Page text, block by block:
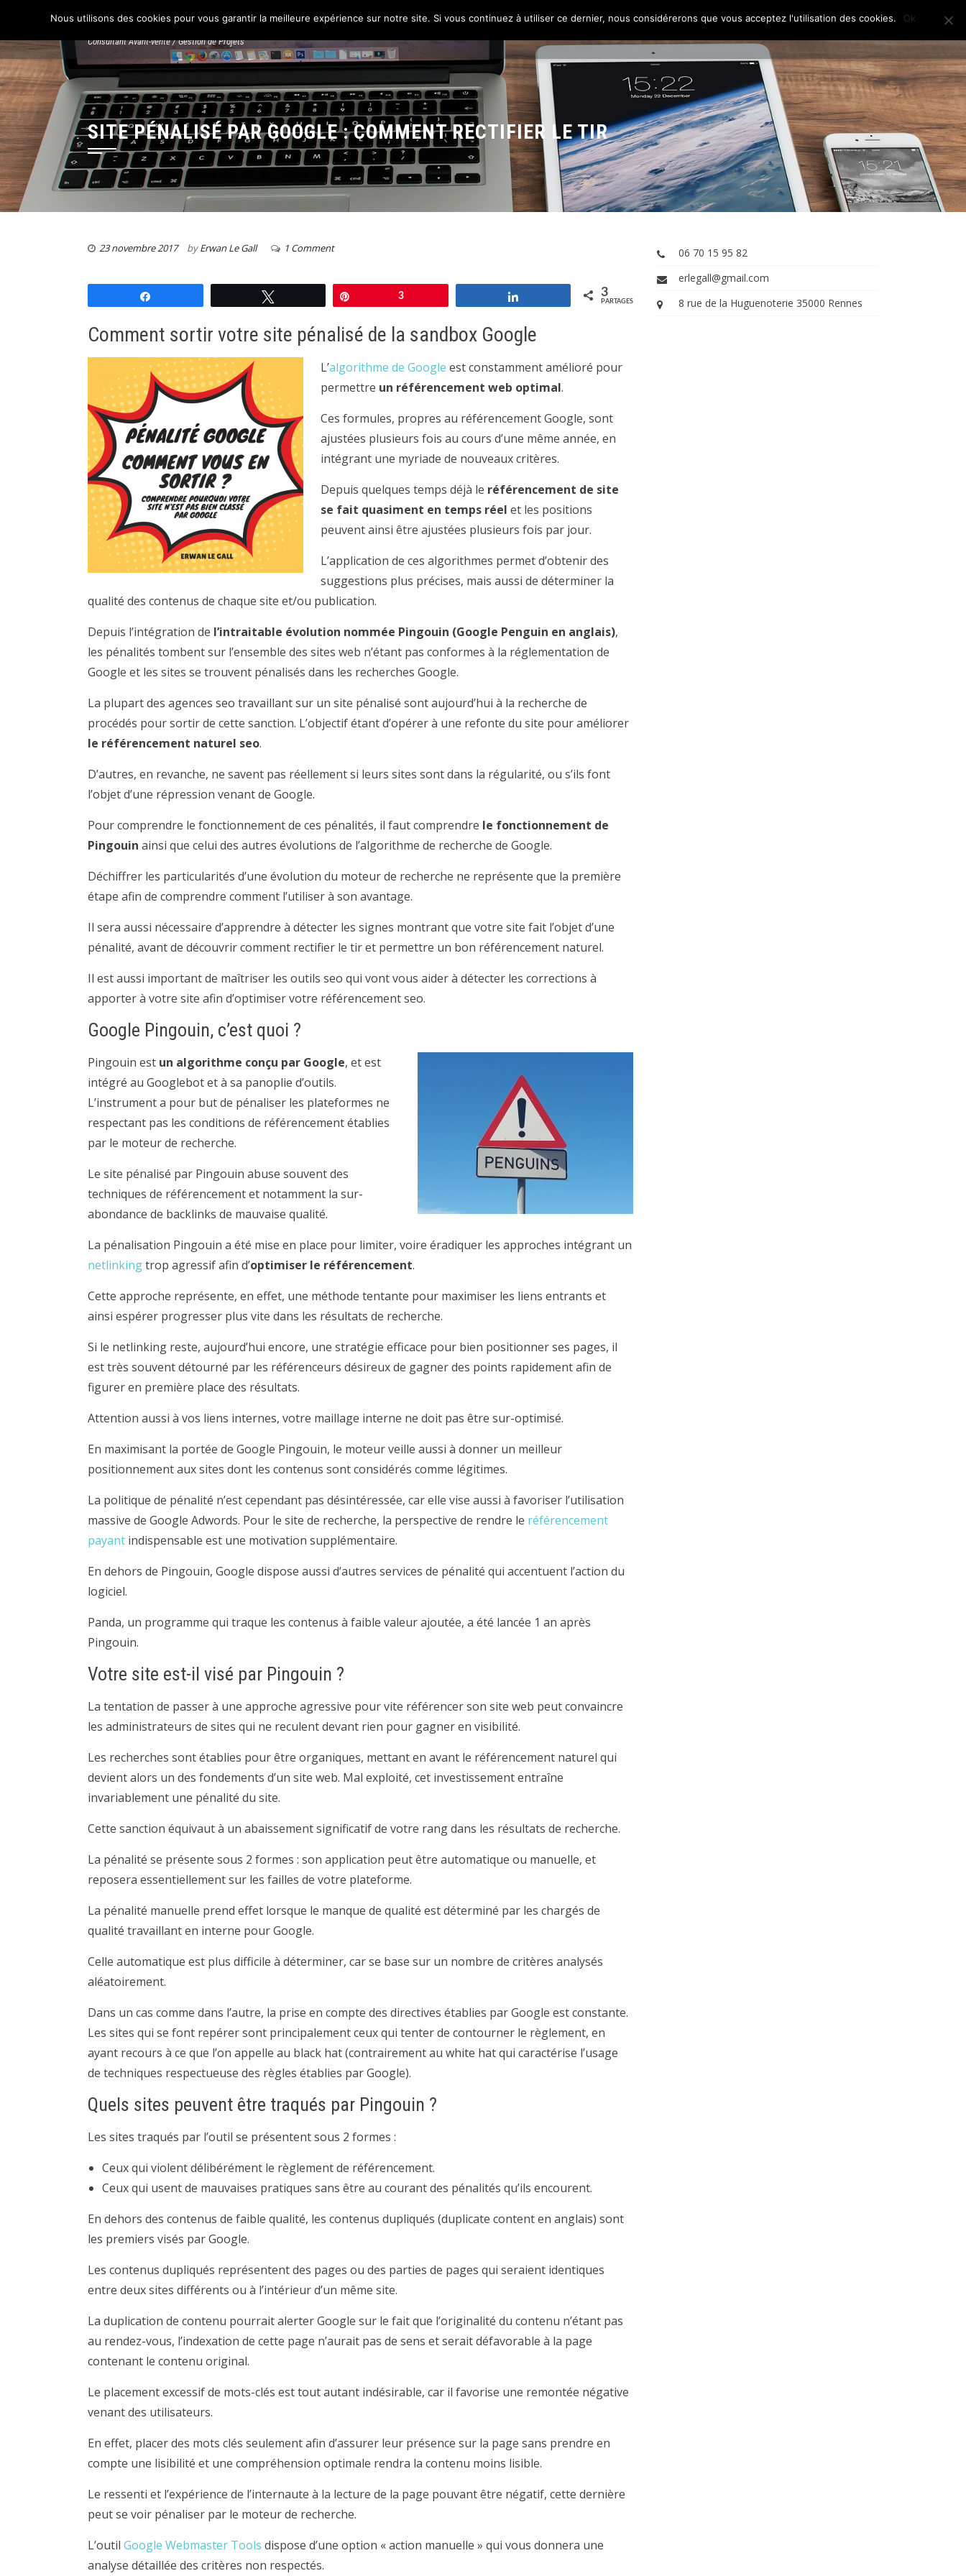
ERWAN LE GALL
Consultant Avant-vente / Gestion de Projets
SITE PÉNALISÉ PAR GOOGLE : COMMENT RECTIFIER LE TIR
23 novembre 2017 byErwan Le Gall 1 Comment
3 3
PARTAGES
Comment sortir votre site pénalisé de la sandbox Google
L’algorithme de Google est constamment amélioré pour
permettre un référencement web optimal.
Ces formules, propres au référencement Google, sont
ajustées plusieurs fois au cours d’une même année, en
intégrant une myriade de nouveaux critères.
Depuis quelques temps déjà le référencement de site
se fait quasiment en temps réel et les positions
peuvent ainsi être ajustées plusieurs fois par jour.
L’application de ces algorithmes permet d’obtenir des
suggestions plus précises, mais aussi de déterminer la
qualité des contenus de chaque site et/ou publication.
Depuis l’intégration de l’intraitable évolution nommée Pingouin (Google Penguin en anglais),
les pénalités tombent sur l’ensemble des sites web n’étant pas conformes à la réglementation de
Google et les sites se trouvent pénalisés dans les recherches Google.
La plupart des agences seo travaillant sur un site pénalisé sont aujourd’hui à la recherche de
procédés pour sortir de cette sanction. L’objectif étant d’opérer à une refonte du site pour améliorer
le référencement naturel seo.
D’autres, en revanche, ne savent pas réellement si leurs sites sont dans la régularité, ou s’ils font
l’objet d’une répression venant de Google.
Pour comprendre le fonctionnement de ces pénalités, il faut comprendre le fonctionnement de
Pingouin ainsi que celui des autres évolutions de l’algorithme de recherche de Google.
Déchiffrer les particularités d’une évolution du moteur de recherche ne représente que la première
étape afin de comprendre comment l’utiliser à son avantage.
Il sera aussi nécessaire d’apprendre à détecter les signes montrant que votre site fait l’objet d’une
pénalité, avant de découvrir comment rectifier le tir et permettre un bon référencement naturel.
Il est aussi important de maîtriser les outils seo qui vont vous aider à détecter les corrections à
apporter à votre site afin d’optimiser votre référencement seo.
Google Pingouin, c’est quoi ?
Pingouin est un algorithme conçu par Google, et est
intégré au Googlebot et à sa panoplie d’outils.
L’instrument a pour but de pénaliser les plateformes ne
respectant pas les conditions de référencement établies
par le moteur de recherche.
Le site pénalisé par Pingouin abuse souvent des
techniques de référencement et notamment la sur-
abondance de backlinks de mauvaise qualité.
La pénalisation Pingouin a été mise en place pour limiter, voire éradiquer les approches intégrant un
netlinkingtrop agressif afin d’optimiser le référencement.
Cette approche représente, en effet, une méthode tentante pour maximiser les liens entrants et
ainsi espérer progresser plus vite dans les résultats de recherche.
Si le netlinking reste, aujourd’hui encore, une stratégie efficace pour bien positionner ses pages, il
est très souvent détourné par les référenceurs désireux de gagner des points rapidement afin de
figurer en première place des résultats.
Attention aussi à vos liens internes, votre maillage interne ne doit pas être sur-optimisé.
En maximisant la portée de Google Pingouin, le moteur veille aussi à donner un meilleur
positionnement aux sites dont les contenus sont considérés comme légitimes.
La politique de pénalité n’est cependant pas désintéressée, car elle vise aussi à favoriser l’utilisation
massive de Google Adwords. Pour le site de recherche, la perspective de rendre le référencement
payant indispensable est une motivation supplémentaire.
En dehors de Pingouin, Google dispose aussi d’autres services de pénalité qui accentuent l’action du
logiciel.
Panda, un programme qui traque les contenus à faible valeur ajoutée, a été lancée 1 an après
Pingouin.
Votre site est-il visé par Pingouin ?
La tentation de passer à une approche agressive pour vite référencer son site web peut convaincre
les administrateurs de sites qui ne reculent devant rien pour gagner en visibilité.
Les recherches sont établies pour être organiques, mettant en avant le référencement naturel qui
devient alors un des fondements d’un site web. Mal exploité, cet investissement entraîne
invariablement une pénalité du site.
Cette sanction équivaut à un abaissement significatif de votre rang dans les résultats de recherche.
La pénalité se présente sous 2 formes : son application peut être automatique ou manuelle, et
reposera essentiellement sur les failles de votre plateforme.
La pénalité manuelle prend effet lorsque le manque de qualité est déterminé par les chargés de
qualité travaillant en interne pour Google.
Celle automatique est plus difficile à déterminer, car se base sur un nombre de critères analysés
aléatoirement.
Dans un cas comme dans l’autre, la prise en compte des directives établies par Google est constante.
Les sites qui se font repérer sont principalement ceux qui tenter de contourner le règlement, en
ayant recours à ce que l’on appelle au black hat (contrairement au white hat qui caractérise l’usage
de techniques respectueuse des règles établies par Google).
Quels sites peuvent être traqués par Pingouin ?
Les sites traqués par l’outil se présentent sous 2 formes :
Ceux qui violent délibérément le règlement de référencement.
Ceux qui usent de mauvaises pratiques sans être au courant des pénalités qu’ils encourent.
En dehors des contenus de faible qualité, les contenus dupliqués (duplicate content en anglais) sont
les premiers visés par Google.
Les contenus dupliqués représentent des pages ou des parties de pages qui seraient identiques
entre deux sites différents ou à l’intérieur d’un même site.
La duplication de contenu pourrait alerter Google sur le fait que l’originalité du contenu n’étant pas
au rendez-vous, l’indexation de cette page n’aurait pas de sens et serait défavorable à la page
contenant le contenu original.
Le placement excessif de mots-clés est tout autant indésirable, car il favorise une remontée négative
venant des utilisateurs.
En effet, placer des mots clés seulement afin d’assurer leur présence sur la page sans prendre en
compte une lisibilité et une compréhension optimale rendra la contenu moins lisible.
Le ressenti et l’expérience de l’internaute à la lecture de la page pouvant être négatif, cette dernière
peut se voir pénaliser par le moteur de recherche.
L’outil Google Webmaster Tools dispose d’une option « action manuelle » qui vous donnera une
analyse détaillée des critères non respectés.
06 70 15 95 82
erlegall@gmail.com
8 rue de la Huguenoterie 35000 Rennes
Nous utilisons des cookies pour vous garantir la meilleure expérience sur notre site. Si vous continuez à utiliser ce dernier, nous considérerons que vous acceptez l'utilisation des cookies. Ok